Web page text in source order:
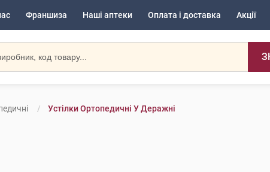
Франшиза Наші аптеки Оплата і доставка Акції
Устілки Ортопедичні У Деражні